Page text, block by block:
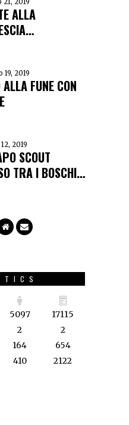
21, 2019
ALLA
19, 2019
FUNE CON
2019
SCOUT
TRA I BOSCHI…
5097
17115
2
2
164
654
410 2122